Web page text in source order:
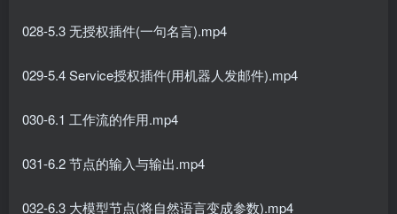
028-5.3 无授权插件(一句名言).mp4
029-5.4 Service授权插件(用机器人发邮件).mp4
030-6.1 工作流的作用.mp4
031-6.2 节点的输入与输出.mp4
032-6.3 大模型节点(将自然语言变成参数).mp4